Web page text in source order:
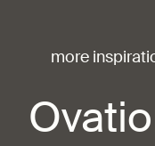
more